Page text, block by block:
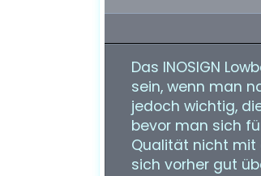
Das INOSIGN
sein, wenn man
jedoch wichtig,
bevor man sich
Qualität nicht mit
sich vorher gut